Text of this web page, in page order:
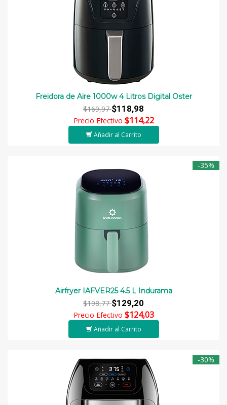
Freidora de Aire 1000w 4 Litros Digital Oster
$169,97$118,98
Precio Efectivo $114,22
Añadir al Carrito
-35%
Airfryer IAFVER25 4.5 L Indurama
$198,77$129,20
Precio Efectivo $124,03
Añadir al Carrito
-30%